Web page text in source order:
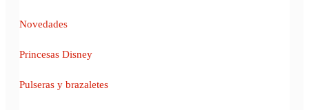
Novedades
Princesas Disney
Pulseras y brazaletes